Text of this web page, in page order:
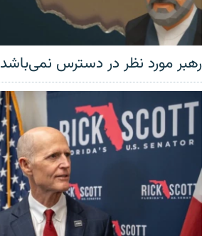
رهبر مورد نظر در دسترس نمی‌باشد